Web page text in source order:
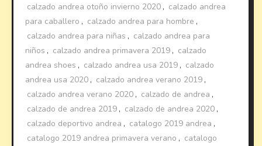
calzado andrea otoño invierno 2020 , calzado andrea
para caballero , calzado andrea para hombre ,
calzado andrea para niñas , calzado andrea para
niños , calzado andrea primavera 2019 , calzado
andrea shoes , calzado andrea usa 2019 , calzado
andrea usa 2020 , calzado andrea verano 2019 ,
calzado andrea verano 2020 , calzado de andrea ,
calzado de andrea 2019 , calzado de andrea 2020 ,
calzado deportivo andrea , catalogo 2019 andrea ,
catalogo 2019 andrea primavera verano , catalogo